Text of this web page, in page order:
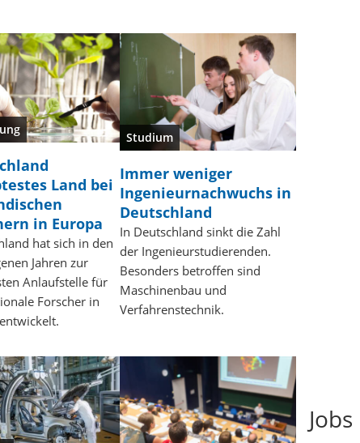
Land bei
in Europa
hat sich in den
Jahren zur
Anlaufstelle für
Forscher in
Studium
Immer weniger
Ingenieurnachwuchs in
Deutschland
In Deutschland sinkt die Zahl
der Ingenieurstudierenden.
Besonders betroffen sind
Maschinenbau und
Verfahrenstechnik.
Jobs